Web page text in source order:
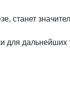
станет
для дальнейших